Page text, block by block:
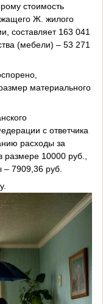
стоимость
Ж. жилого
составляет 163 041
(мебели) – 53 271
материального
с ответчика
расходы за
размере 10000 руб.,
– 7909,36 руб.